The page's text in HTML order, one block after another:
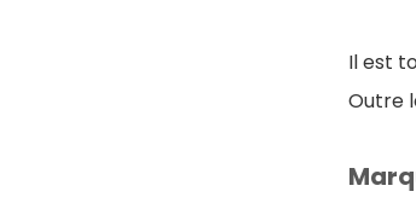
Il est
Outre